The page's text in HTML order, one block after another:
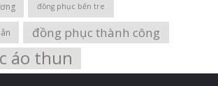
đồng phục bến tre
đồng phục thành công
áo thun